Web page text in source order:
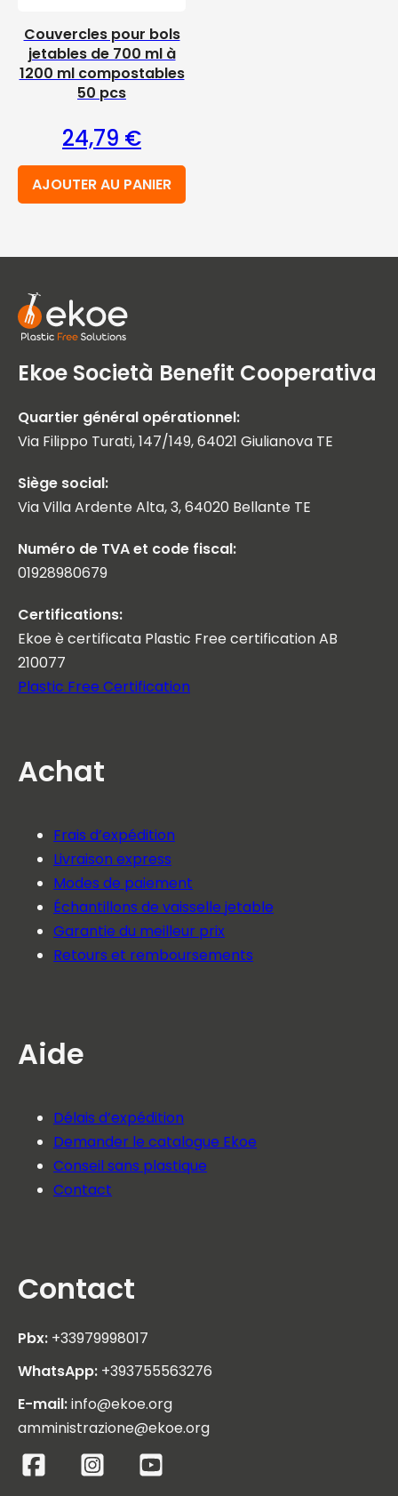
Couvercles pour bols
jetables de 700 ml à
1200 ml compostables
50 pcs
24,79 €
AJOUTER AU PANIER
Ekoe Società Benefit Cooperativa
Quartier général opérationnel:
Via Filippo Turati, 147/149, 64021 Giulianova TE
Siège social:
Via Villa Ardente Alta, 3, 64020 Bellante TE
Numéro de TVA et code fiscal:
01928980679
Certifications:
Ekoe è certificata Plastic Free certification AB
210077
Plastic Free Certification
Achat
Frais d’expédition
Livraison express
Modes de paiement
Échantillons de vaisselle jetable
Garantie du meilleur prix
Retours et remboursements
Aide
Délais d’expédition
Demander le catalogue Ekoe
Conseil sans plastique
Contact
Contact
Pbx: +33979998017
WhatsApp: +393755563276
E-mail:info@ekoe.org
amministrazione@ekoe.org